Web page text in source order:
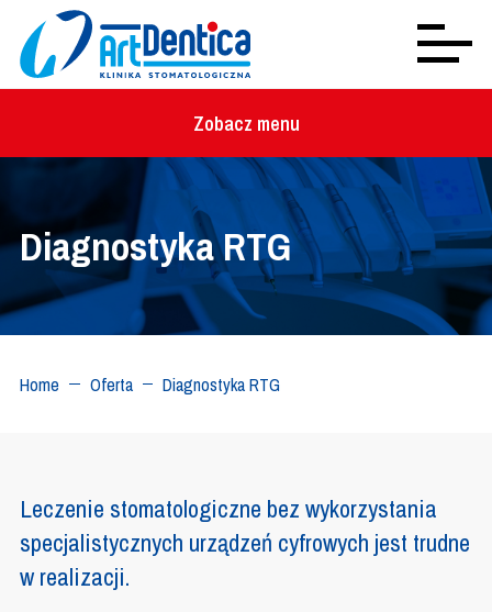
Zobacz menu
Diagnostyka RTG
Home Oferta Diagnostyka RTG
Leczenie stomatologiczne bez wykorzystania
specjalistycznych urządzeń cyfrowych jest trudne
w realizacji.